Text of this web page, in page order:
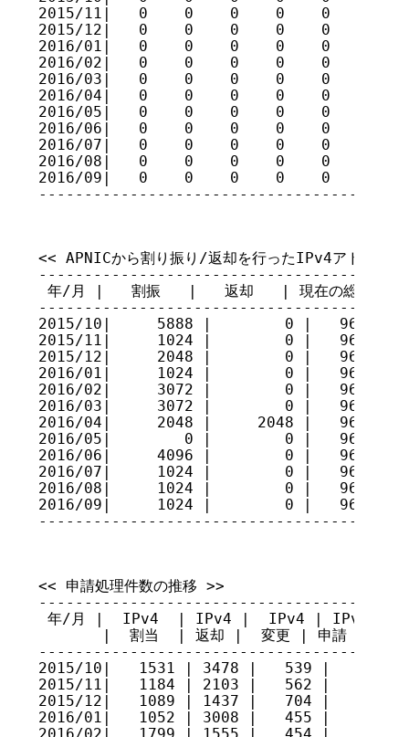
2015/11|   0    0    0    0    0    0
2015/12|   0    0    0    0    0    0
2016/01|   0    0    0    0    0    0
2016/02|   0    0    0    0    0    0
2016/03|   0    0    0    0    0    0
2016/04|   0    0    0    0    0    0
2016/05|   0    0    0    0    0    0
2016/06|   0    0    0    0    0    0
2016/07|   0    0    0    0    0    0
2016/08|   0    0    0    0    0    0
2016/09|   0    0    0    0    0    0
<< APNICから割り振り/返却を行ったIPv4アドレス
年/月 |   割振   |   返却   | 現在の総量
2015/10|     5888 |        0 |
2015/11|     1024 |        0 |
2015/12|     2048 |        0 |
2016/01|     1024 |        0 |
2016/02|     3072 |        0 |
2016/03|     3072 |        0 |
2016/04|     2048 |     2048 |
2016/05|        0 |        0 |
2016/06|     4096 |        0 |
2016/07|     1024 |        0 |
2016/08|     1024 |        0 |
2016/09|     1024 |        0 |
<< 申請処理件数の推移 >>
年/月 |  IPv4  | IPv4 |  IPv4 | IPv4 審議
|  割当  | 返却 |  変更 | 申請 承認 |
2015/10|   1531 | 3478 |   539 |
2015/11|   1184 | 2103 |   562 |
2015/12|   1089 | 1437 |   704 |
2016/01|   1052 | 3008 |   455 |